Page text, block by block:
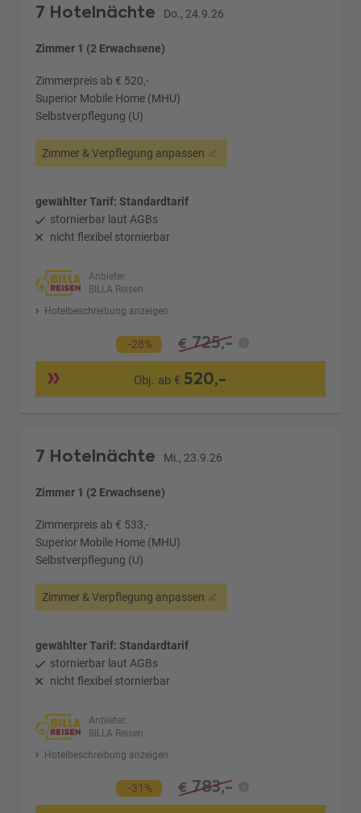
7 Hotelnächte Do., 24.9.26
Zimmer 1 (2 Erwachsene)
Zimmerpreis ab € 520,-
Superior Mobile Home (MHU)
Selbstverpflegung (U)
Zimmer & Verpflegung anpassen
gewählter Tarif: Standardtarif
stornierbar laut AGBs
nicht flexibel stornierbar
Anbieter:
BILLA Reisen
Hotelbeschreibung anzeigen
-28% € 725,-
Obj. ab € 520,-
7 Hotelnächte Mi., 23.9.26
Zimmer 1 (2 Erwachsene)
Zimmerpreis ab € 533,-
Superior Mobile Home (MHU)
Selbstverpflegung (U)
Zimmer & Verpflegung anpassen
gewählter Tarif: Standardtarif
stornierbar laut AGBs
nicht flexibel stornierbar
Anbieter:
BILLA Reisen
Hotelbeschreibung anzeigen
-31% € 783,-